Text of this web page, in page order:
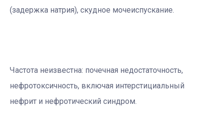
(задержка натрия), скудное мочеиспускание.
Частота неизвестна: почечная недостаточность,
нефротоксичность, включая интерстициальный
нефрит и нефротический синдром.